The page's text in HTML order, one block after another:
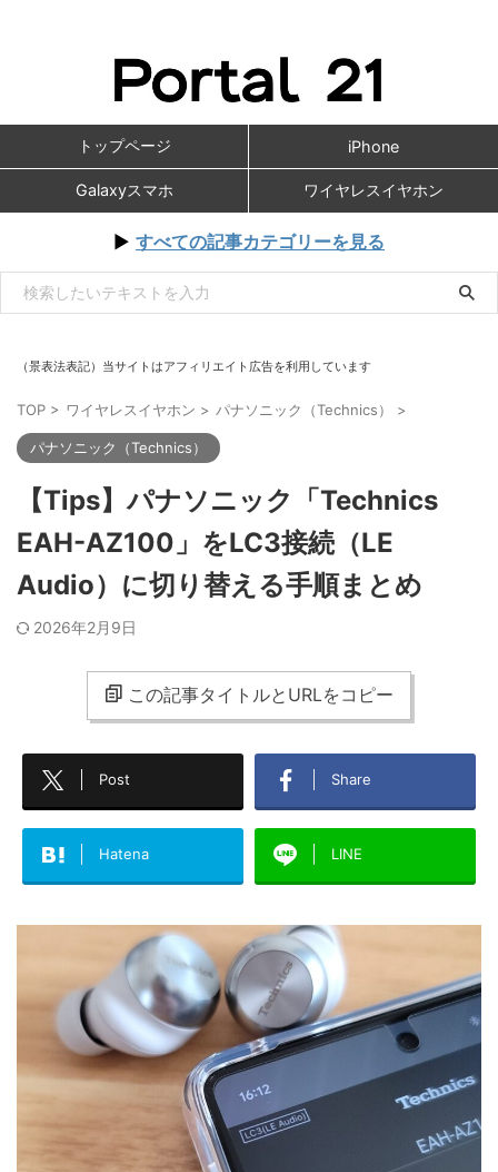
トップページ iPhone
Galaxyスマホ ワイヤレスイヤホン
▶ すべての記事カテゴリーを見る
（景表法表記）当サイトはアフィリエイト広告を利用しています
TOP > ワイヤレスイヤホン > パナソニック（Technics） >
パナソニック（Technics）
【Tips】パナソニック「Technics
EAH-AZ100」をLC3接続（LE
Audio）に切り替える手順まとめ
2026年2月9日
この記事タイトルとURLをコピー
Post Share
Hatena LINE